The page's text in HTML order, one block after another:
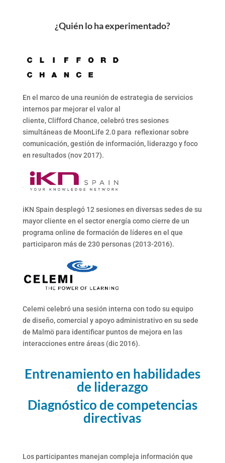
¿Quién lo ha experimentado?
En el marco de una reunión de estrategia de servicios
internos par mejorar el valor al
cliente, Clifford Chance, celebró tres sesiones
simultáneas de MoonLife 2.0 para reflexionar sobre
comunicación, gestión de información, liderazgo y foco
en resultados (nov 2017).
iKN Spain desplegó 12 sesiones en diversas sedes de su
mayor cliente en el sector energía como cierre de un
programa online de formación de líderes en el que
participaron más de 230 personas (2013-2016).
Celemi celebró una sesión interna con todo su equipo
de diseño, comercial y apoyo administrativo en su sede
de Malmö para identificar puntos de mejora en las
interacciones entre áreas (dic 2016).
Entrenamiento en habilidades
de liderazgo
Diagnóstico de competencias
directivas
Los participantes manejan compleja información que